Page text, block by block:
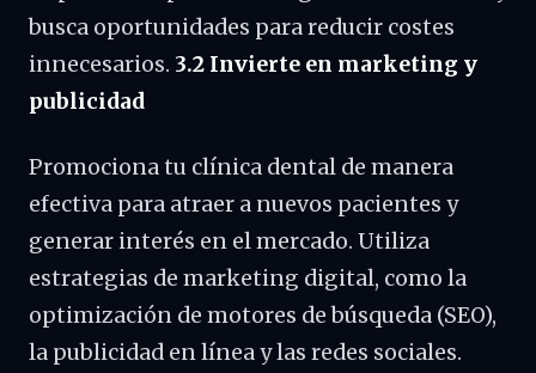
busca oportunidades para reducir costes
innecesarios. 3.2 Invierte en marketing y
publicidad
Promociona tu clínica dental de manera
efectiva para atraer a nuevos pacientes y
generar interés en el mercado. Utiliza
estrategias de marketing digital, como la
optimización de motores de búsqueda (SEO),
la publicidad en línea y las redes sociales.